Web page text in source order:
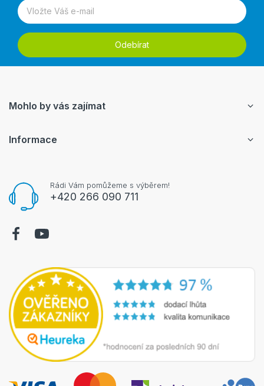
Odebírat
Rádi Vám pomůžeme s výběrem!
+420 266 090 711
Mohlo by vás zajímat
Informace